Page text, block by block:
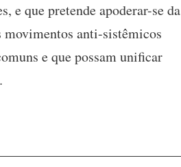
e que pretende apoderar-se da
movimentos anti-sistêmicos
e que possam unificar